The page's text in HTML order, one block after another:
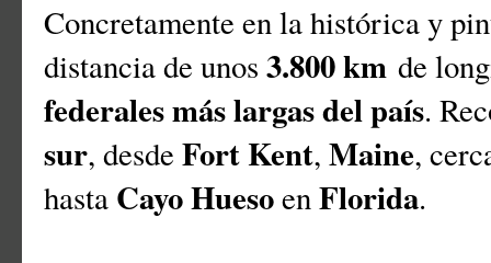
Concretamente en la histórica y
distancia de unos 3.800 km de
federales más largas del país.
sur, desde Fort Kent, Maine,
hasta Cayo HuesoenFlorida.